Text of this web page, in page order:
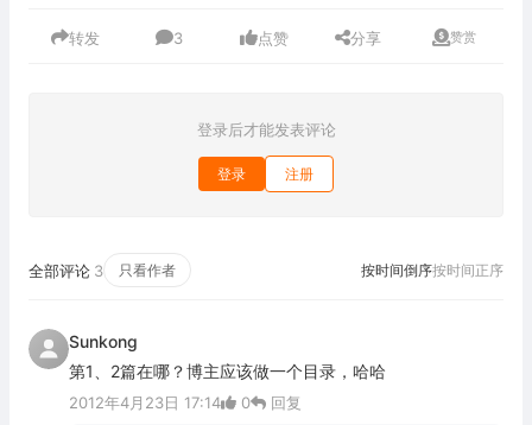
转发 3 点赞 分享 赞赏
登录后才能发表评论
登录 注册
全部评论 3 只看作者 按时间倒序按时间正序
Sunkong
第1、2篇在哪？博主应该做一个目录，哈哈
2012年4月23日 17:14 0 回复